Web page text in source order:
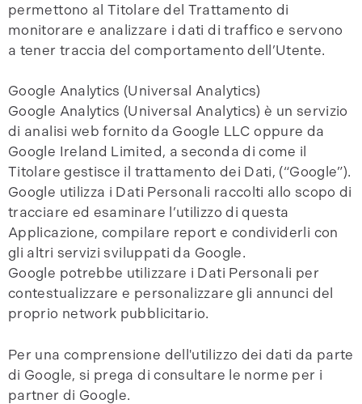
permettono al Titolare del Trattamento di
monitorare e analizzare i dati di traffico e servono
a tener traccia del comportamento dell’Utente.
Google Analytics (Universal Analytics)
Google Analytics (Universal Analytics) è un servizio
di analisi web fornito da Google LLC oppure da
Google Ireland Limited, a seconda di come il
Titolare gestisce il trattamento dei Dati, (“Google”).
Google utilizza i Dati Personali raccolti allo scopo di
tracciare ed esaminare l’utilizzo di questa
Applicazione, compilare report e condividerli con
gli altri servizi sviluppati da Google.
Google potrebbe utilizzare i Dati Personali per
contestualizzare e personalizzare gli annunci del
proprio network pubblicitario.
Per una comprensione dell'utilizzo dei dati da parte
di Google, si prega di consultare le norme per i
partner di Google.